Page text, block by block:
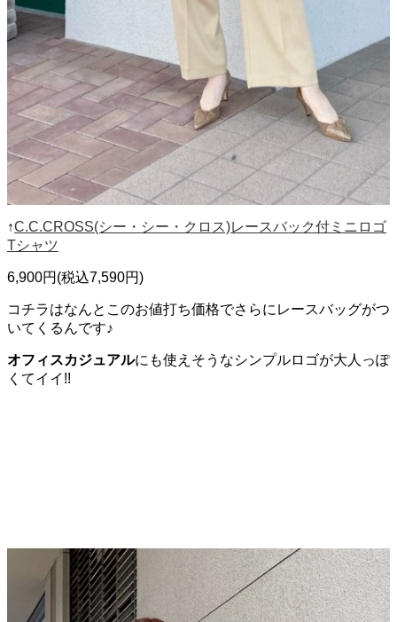
↑C.C.CROSS(シー・シー・クロス)レースバック付ミニロゴ
Tシャツ
6,900円(税込7,590円)
コチラはなんとこのお値打ち価格でさらにレースバッグがつ
いてくるんです♪
オフィスカジュアルにも使えそうなシンプルロゴが大人っぽ
くてイイ!!